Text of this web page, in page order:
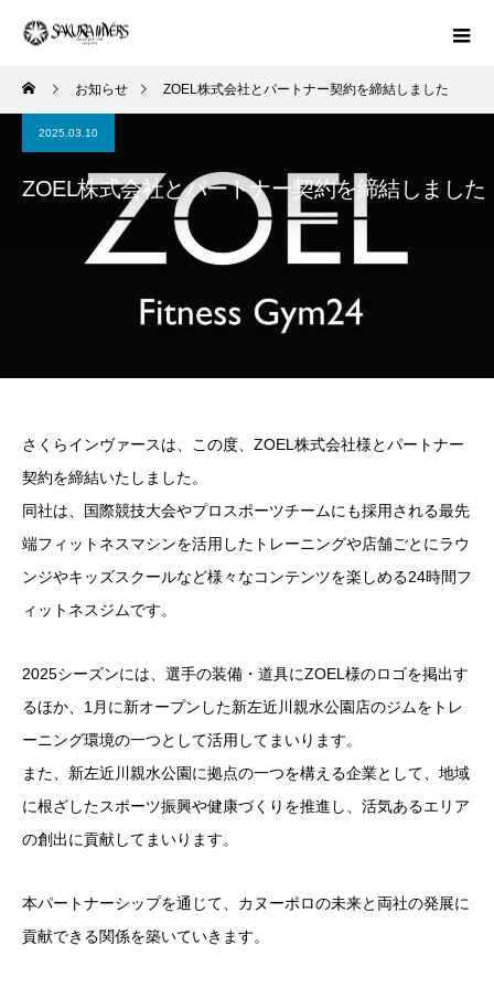
お知らせ ZOEL株式会社とパートナー契約を締結しました
2025.03.10
ZOEL株式会社とパートナー契約を締結しました
さくらインヴァースは、この度、ZOEL株式会社様とパートナー
契約を締結いたしました。
同社は、国際競技大会やプロスポーツチームにも採用される最先
端フィットネスマシンを活用したトレーニングや店舗ごとにラウ
ンジやキッズスクールなど様々なコンテンツを楽しめる24時間フ
ィットネスジムです。
2025シーズンには、選手の装備・道具にZOEL様のロゴを掲出す
るほか、1月に新オープンした新左近川親水公園店のジムをトレ
ーニング環境の一つとして活用してまいります。
また、新左近川親水公園に拠点の一つを構える企業として、地域
に根ざしたスポーツ振興や健康づくりを推進し、活気あるエリア
の創出に貢献してまいります。
本パートナーシップを通じて、カヌーポロの未来と両社の発展に
貢献できる関係を築いていきます。